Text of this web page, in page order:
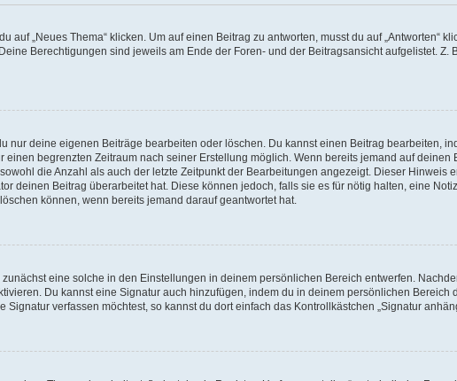
auf „Neues Thema“ klicken. Um auf einen Beitrag zu antworten, musst du auf „Antworten“
Berechtigungen sind jeweils am Ende der Foren- und der Beitragsansicht aufgelistet. Z.
nur deine eigenen Beiträge bearbeiten oder löschen. Du kannst einen Beitrag bearbeiten,
begrenzten Zeitraum nach seiner Erstellung möglich. Wenn bereits jemand auf
die Anzahl als auch der letzte Zeitpunkt der Bearbeitungen angezeigt. Dieser Hinweis
deinen Beitrag überarbeitet hat. Diese können jedoch, falls sie es für nötig halten, eine
können, wenn bereits jemand darauf geantwortet hat.
eine solche in den Einstellungen in deinem persönlichen Bereich entwerfen.
Du kannst eine Signatur auch hinzufügen, indem du in deinem persönlichen
verfassen möchtest, so kannst du dort einfach das Kontrollkästchen „Signatur